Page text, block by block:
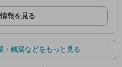
報を見る
・銭湯などをもっと見る